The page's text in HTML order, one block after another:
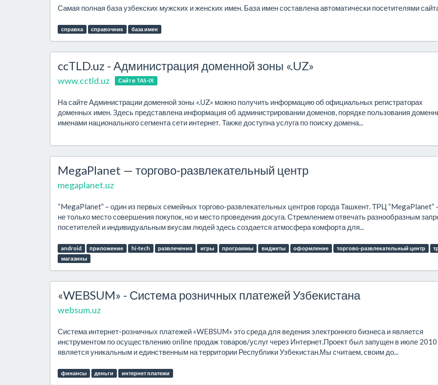
Самая полная база узбекских мужских и женских имен. База имен составлена автоматически посетителями
справка справочник база имен
ccTLD.uz - Администрация доменной зоны «.UZ»
www.cctld.uz Сайт в TAS-IX
На сайте Администрации доменной зоны «.UZ» можно получить информацию об официальных регистраторах
доменных имен. Здесь представлена информация об администрировании доменов, порядке пользования
именами национального сегмента сети интернет. Также доступна услуга по поиску домена...
MegaPlanet — торгово-развлекательный центр
megaplanet.uz
“MegaPlanet” – один из первых семейных торгово-развлекательных центров города Ташкент. ТРЦ “MegaPlanet”
не только место совершения покупок, но и место проведения досуга. Стремлением отвечать разнообразным
посетителей и индивидуальным вкусам людей здесь создается атмосфера комфорта для...
android приложение hi-tech развлечения игры программы виджеты оформление торгово-развлекательный центр
магазины
«WЕBSUM» - Система розничных платежей Узбекистана
websum.uz
Система интернет-розничных платежей «WEBSUM» это среда для ведения электронного бизнеса и является
инструментом по осуществлению online продаж товаров/услуг через Интернет.Проект был запущен в июле 2010
является уникальным и единственным на территории Республики Узбекистан.Мы считаем, своим до...
финансы деньги интернет платежи